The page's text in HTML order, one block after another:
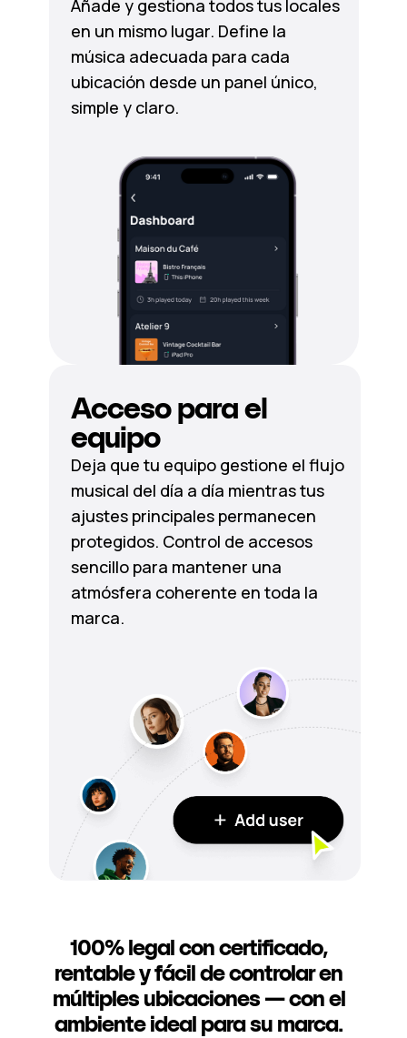
Añade y gestiona todos tus locales
en un mismo lugar. Define la
música adecuada para cada
ubicación desde un panel único,
simple y claro.
Acceso para el
equipo
Deja que tu equipo gestione el flujo
musical del día a día mientras tus
ajustes principales permanecen
protegidos. Control de accesos
sencillo para mantener una
atmósfera coherente en toda la
marca.
100% legal con certificado,
rentable y fácil de controlar en
múltiples ubicaciones — con el
ambiente ideal para su marca.